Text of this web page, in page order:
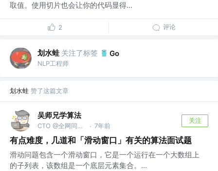
取值。使用切片也会让你的代码显得...
2 评论
划水蛙 关注了标签 Go
NLP工程师
划水蛙 赞了这篇文章
吴师兄学算法
CTO @全网同名：吴师兄学算法 · 7年前
关注
有点难度，几道和「滑动窗口」有关的算法面试题
滑动问题包含一个滑动窗口，它是一个运行在一个大数组上
的子列表，该数组是一个底层元素集合。...